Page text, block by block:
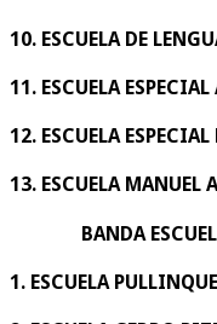
10. ESCUELA DE
11. ESCUELA
12. ESCUELA
13. ESCUELA MANUEL
BANDA
1. ESCUELA PULLINQUE